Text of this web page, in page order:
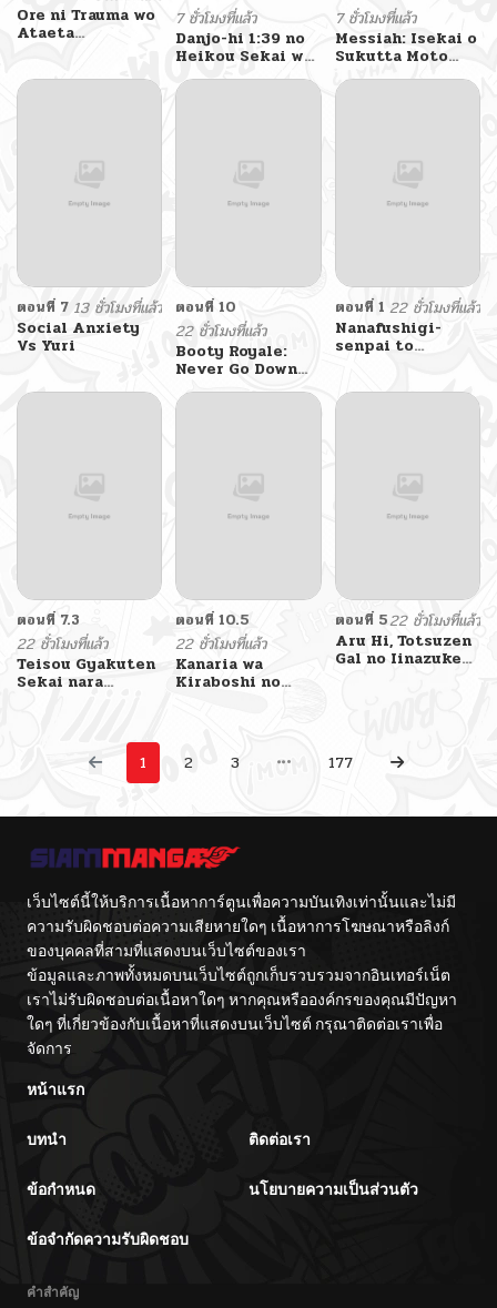
Ore ni Trauma wo
Ataeta
Mitekuru kedo,
7 ชั่วโมงที่แล้ว
Danjo-hi 1:39 no
Heikou Sekai wa
Omoi no Hoka
Futsuu
7 ชั่วโมงที่แล้ว
Messiah: Isekai o
Sukutta Moto
Yuusha ga
Mamono no
ตอนที่ 7 13 ชั่วโมงที่แล้ว
Social Anxiety
Vs Yuri
ตอนที่ 10
22 ชั่วโมงที่แล้ว
Booty Royale:
Never Go Down
Without A Fight!
ตอนที่ 1 22 ชั่วโมงที่แล้ว
Nanafushigi-
senpai to
ตอนที่ 7.3
22 ชั่วโมงที่แล้ว
Teisou Gyakuten
Sekai nara
ตอนที่ 10.5
22 ชั่วโมงที่แล้ว
Kanaria wa
Kiraboshi no
ตอนที่ 522 ชั่วโมงที่แล้ว
Aru Hi, Totsuzen
Gal no Iinazuke
1 2 3 177
เว็บไซต์นี้ให้บริการเนื้อหาการ์ตูนเพื่อความบันเทิงเท่านั้นและไม่มี
ความรับผิดชอบต่อความเสียหายใดๆ เนื้อหาการโฆษณาหรือลิงก์
ของบุคคลที่สามที่แสดงบนเว็บไซต์ของเรา
ข้อมูลและภาพทั้งหมดบนเว็บไซต์ถูกเก็บรวบรวมจากอินเทอร์เน็ต
เราไม่รับผิดชอบต่อเนื้อหาใดๆ หากคุณหรือองค์กรของคุณมีปัญหา
ใดๆ ที่เกี่ยวข้องกับเนื้อหาที่แสดงบนเว็บไซต์ กรุณาติดต่อเราเพื่อ
จัดการ
หน้าแรก
บทนำ ติดต่อเรา
ข้อกำหนด นโยบายความเป็นส่วนตัว
ข้อจำกัดความรับผิดชอบ
คำสำคัญ